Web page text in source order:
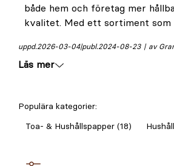
både hem och företag mer
kvalitet. Med ett sortiment som
Varje dag använder en miljard
publ.2024-08-23
uppd.2026-03-04 av
Läs mer
Populära kategorier:
Toa- & Hushållspapper (18)